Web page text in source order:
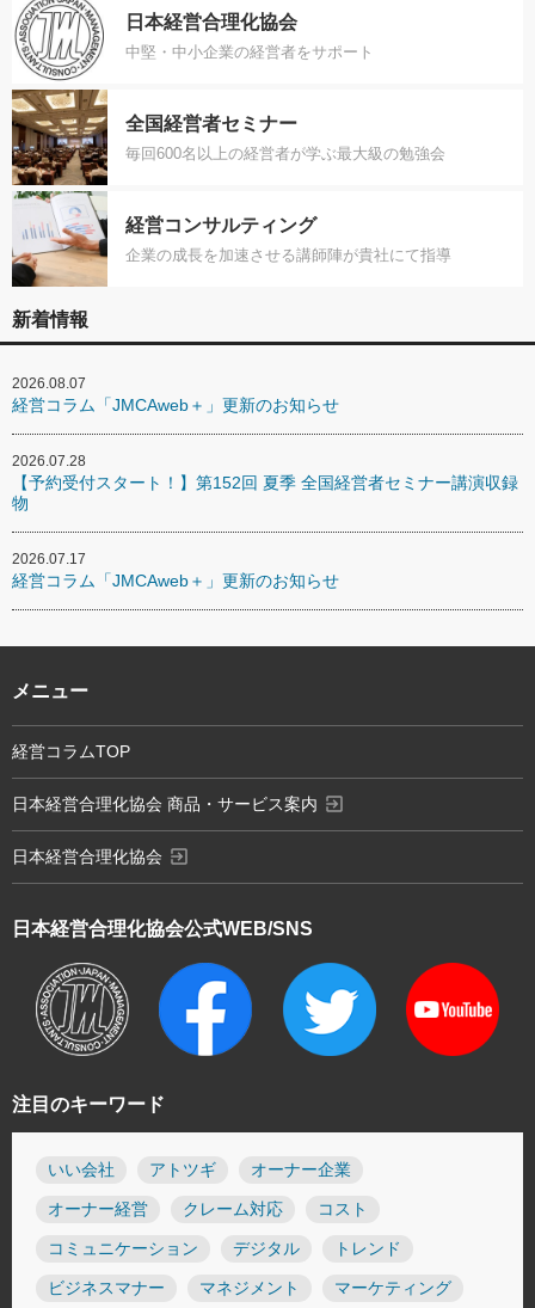
日本経営合理化協会
中堅・中小企業の経営者をサポート
全国経営者セミナー
毎回600名以上の経営者が学ぶ最大級の勉強会
経営コンサルティング
企業の成長を加速させる講師陣が貴社にて指導
新着情報
2026.08.07
経営コラム「JMCAweb＋」更新のお知らせ
2026.07.28
【予約受付スタート！】第152回 夏季 全国経営者セミナー講演収録
物
2026.07.17
経営コラム「JMCAweb＋」更新のお知らせ
注目のキーワード
いい会社 アトツギ オーナー企業
オーナー経営 クレーム対応 コスト
コミュニケーション デジタル トレンド
ビジネスマナー マネジメント マーケティング
日本経営合理化協会公式WEB/SNS
メニュー
経営コラムTOP
日本経営合理化協会 商品・サービス案内 exit_to_app
日本経営合理化協会 exit_to_app